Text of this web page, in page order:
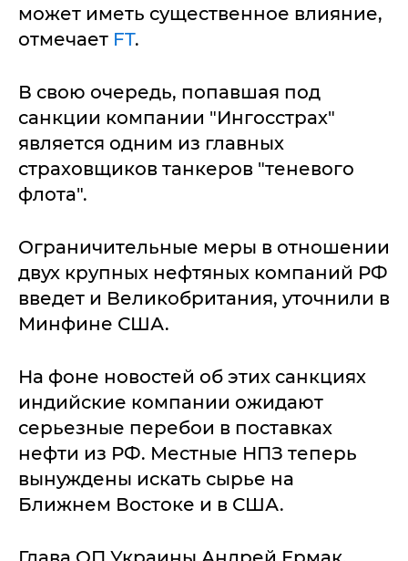
может иметь существенное влияние,
отмечает FT.
В свою очередь, попавшая под
санкции компании "Ингосстрах"
является одним из главных
страховщиков танкеров "теневого
флота".
Ограничительные меры в отношении
двух крупных нефтяных компаний РФ
введет и Великобритания, уточнили в
Минфине США.
На фоне новостей об этих санкциях
индийские компании ожидают
серьезные перебои в поставках
нефти из РФ. Местные НПЗ теперь
вынуждены искать сырье на
Ближнем Востоке и в США.